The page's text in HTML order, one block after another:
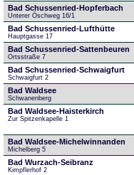
Bad Schussenried-Hopferbach
Unterer Öschweg 16/1
Bad Schussenried-Lufthütte
Hauptgasse 17
Bad Schussenried-Sattenbeuren
Ortsstraße 7
Bad Schussenried-Schwaigfurt
Schwaigfurt 2
Bad Waldsee
Schwanenberg
Bad Waldsee-Haisterkirch
Zur Spitzenkapelle 1
Bad Waldsee-Michelwinnanden
Michelberg 5
Bad Wurzach-Seibranz
Kimpflerhof 2